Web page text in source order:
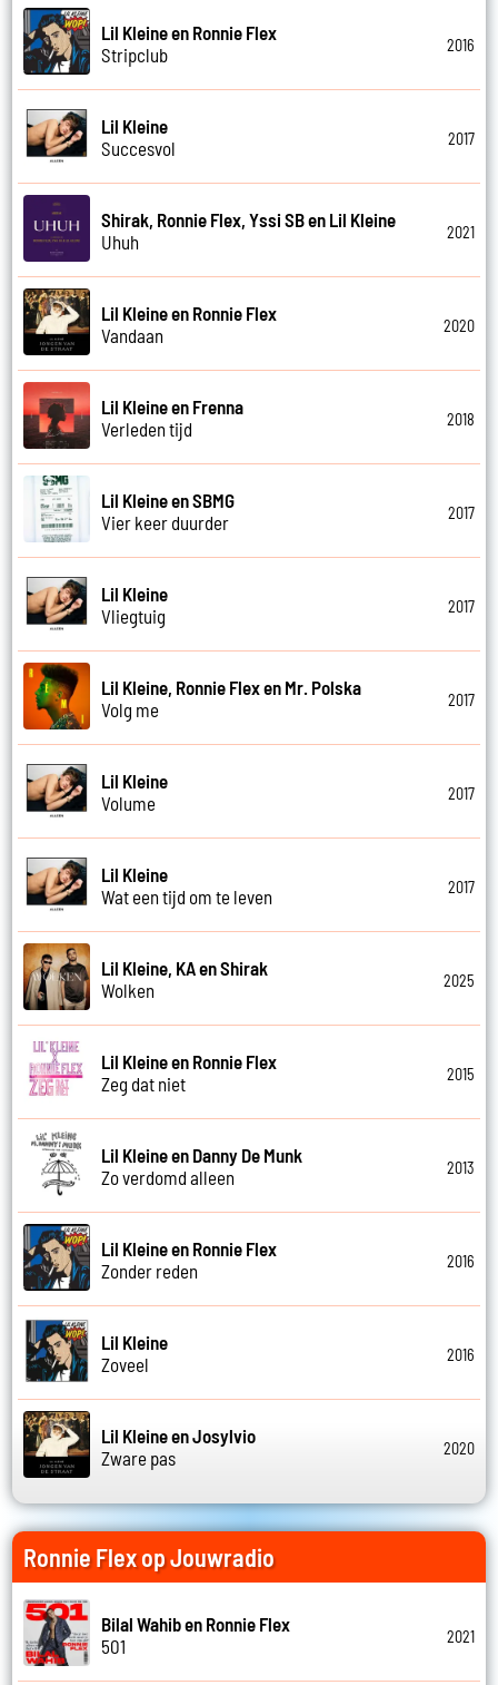
Lil Kleine en Ronnie Flex
Stripclub
2016
Lil Kleine
Succesvol
2017
Shirak, Ronnie Flex, Yssi SB en Lil Kleine
Uhuh
2021
Lil Kleine en Ronnie Flex
Vandaan
2020
Lil Kleine en Frenna
Verleden tijd
2018
Lil Kleine en SBMG
Vier keer duurder
2017
Lil Kleine
Vliegtuig
2017
Lil Kleine, Ronnie Flex en Mr. Polska
Volg me
2017
Lil Kleine
Volume
2017
Lil Kleine
Wat een tijd om te leven
2017
Lil Kleine, KA en Shirak
Wolken
2025
Lil Kleine en Ronnie Flex
Zeg dat niet
2015
Lil Kleine en Danny De Munk
Zo verdomd alleen
2013
Lil Kleine en Ronnie Flex
Zonder reden
2016
Lil Kleine
Zoveel
2016
Lil Kleine en Josylvio
Zware pas
2020
Ronnie Flex op Jouwradio
Bilal Wahib en Ronnie Flex
501
2021